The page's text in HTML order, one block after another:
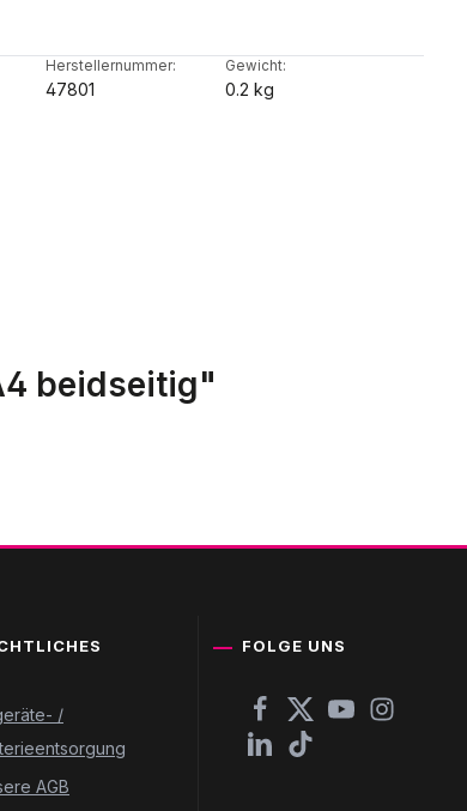
Herstellernummer:
47801
Gewicht:
0.2 kg
beidseitig"
/
AGB
FOLGE UNS